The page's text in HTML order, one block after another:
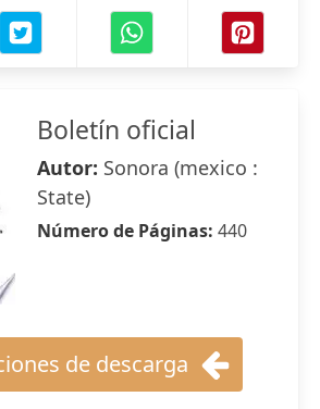
Boletín oficial
Autor: Sonora (mexico :
State)
Número de Páginas: 440
de descarga